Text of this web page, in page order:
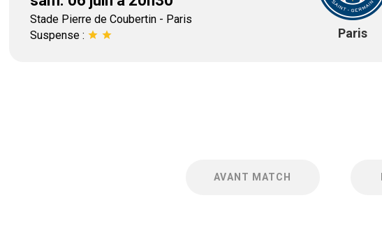
Stade Pierre de Coubertin - Paris
Suspense : star star Paris
AVANT MATCH